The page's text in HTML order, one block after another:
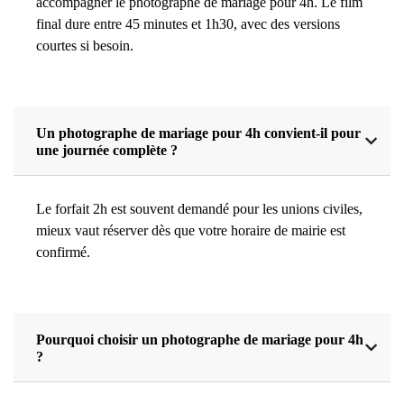
final dure entre 45 minutes et 1h30, avec des versions
courtes si besoin.
Un photographe de mariage pour 4h convient-il pour
une journée complète ?
Le forfait 2h est souvent demandé pour les unions civiles,
mieux vaut réserver dès que votre horaire de mairie est
confirmé.
Pourquoi choisir un photographe de mariage pour 4h
?